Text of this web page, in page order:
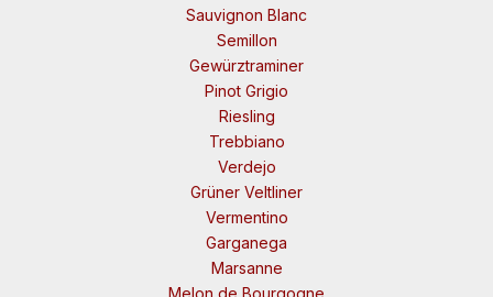
Sauvignon Blanc
Semillon
Gewürztraminer
Pinot Grigio
Riesling
Trebbiano
Verdejo
Grüner Veltliner
Vermentino
Garganega
Marsanne
Melon de Bourgogne